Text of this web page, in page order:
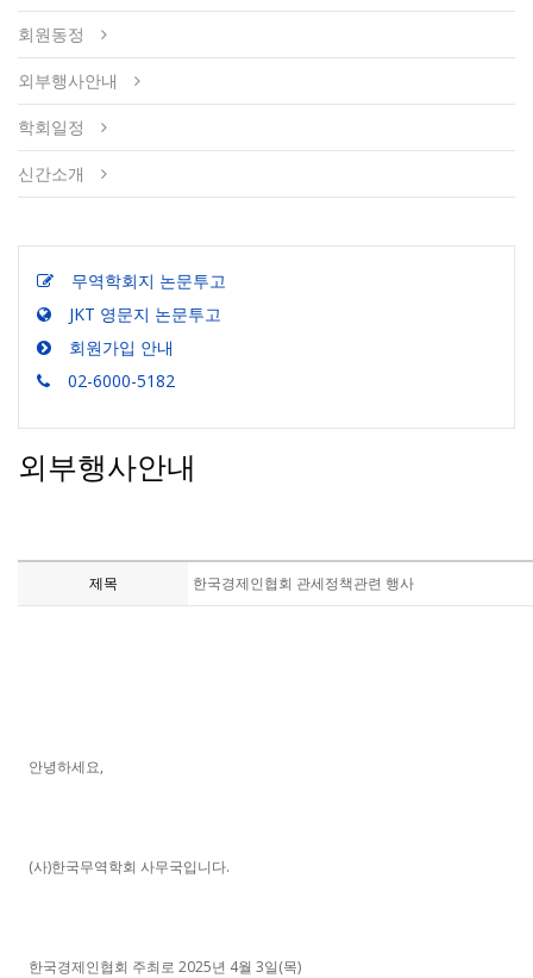
회원동정
외부행사안내
학회일정
신간소개
무역학회지 논문투고
JKT 영문지 논문투고
회원가입 안내
02-6000-5182
외부행사안내
제목 한국경제인협회 관세정책관련 행사
안녕하세요,
(사)한국무역학회 사무국입니다.
한국경제인협회 주최로 2025년 4월 3일(목)